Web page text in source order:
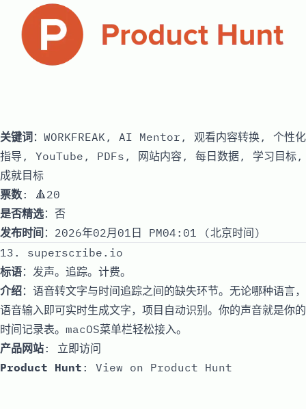
关键词 ：WORKFREAK, AI Mentor, 观看内容转换, 个性化
指导, YouTube, PDFs, 网站内容, 每日数据, 学习目标,
成就目标
票数: 🔺20
是否精选：否
发布时间 ：2026年02月01日 PM04:01 (北京时间)
13. superscribe.io
标语：发声。追踪。计费。
介绍：语音转文字与时间追踪之间的缺失环节。无论哪种语言，
语音输入即可实时生成文字，项目自动识别。你的声音就是你的
时间记录表。macOS菜单栏轻松接入。
产品网站: 立即访问
Product Hunt : View on Product Hunt